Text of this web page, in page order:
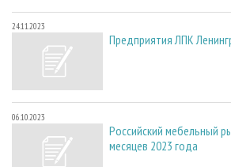
24.11.2023
Предприятия ЛПК
06.10.2023
Российский мебельный
месяцев 2023 года